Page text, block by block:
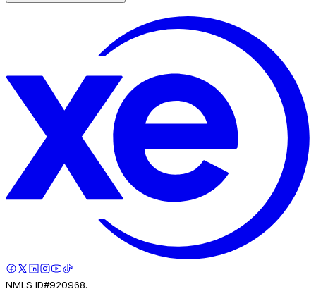
NMLS ID#920968.